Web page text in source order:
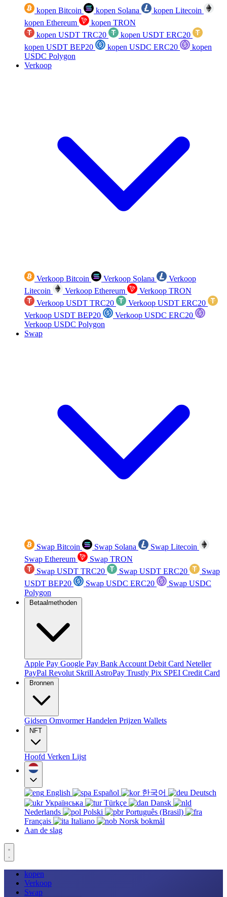
kopen Bitcoin kopen Solana
kopen Litecoin
kopen Ethereum
kopen TRON
kopen USDT TRC20
kopen USDT ERC20
kopen USDT BEP20
kopen USDC ERC20
kopen
USDC Polygon
Verkoop
Verkoop Bitcoin Verkoop Solana
Verkoop
Litecoin
Verkoop Ethereum
Verkoop TRON
Verkoop USDT TRC20
Verkoop USDT ERC20
Verkoop USDT BEP20
Verkoop USDC ERC20
Verkoop USDC Polygon
Swap
Swap Bitcoin Swap Solana
Swap Litecoin
Swap Ethereum
Swap TRON
Swap USDT TRC20
Swap USDT ERC20
Swap
USDT BEP20
Swap USDC ERC20
Swap USDC
Polygon
Betaalmethoden
Apple Pay Google Pay Bank Account Debit Card Neteller
PayPal Revolut Skrill AstroPay Trustly Pix SPEI Credit Card
Bronnen
Gidsen OmvormerHandelen Prijzen Wallets
NFT
Hoofd Verken Lijst
English Español 한국어
Deutsch
Українська
Türkçe
Dansk
Nederlands
Polski
Português (Brasil)
Français
Italiano
Norsk bokmål
Aan de slag
kopen
Verkoop
Swap